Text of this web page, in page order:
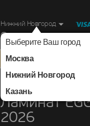
Нижний Новгород
Выберите Ваш город
Москва
Нижний Новгород
Казань
г. Нижний Новгород, Ул.
Ламинат
2026